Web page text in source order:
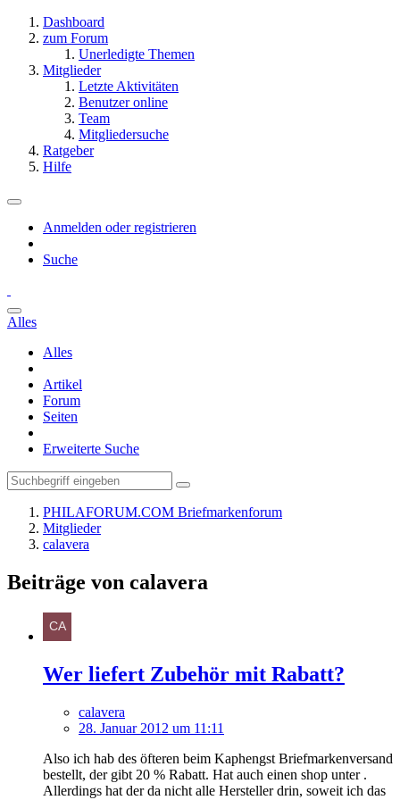
Dashboard
zum Forum
Unerledigte Themen
Mitglieder
Letzte Aktivitäten
Benutzer online
Team
Mitgliedersuche
Ratgeber
Hilfe
Anmelden oder registrieren
Suche
Alles
Alles
Artikel
Forum
Seiten
Erweiterte Suche
PHILAFORUM.COM Briefmarkenforum
Mitglieder
calavera
Beiträge von calavera
Wer liefert Zubehör mit Rabatt?
calavera
28. Januar 2012 um 11:11
Also ich hab des öfteren beim Kaphengst Briefmarkenversand
bestellt, der gibt 20 % Rabatt. Hat auch einen shop unter .
Allerdings hat der da nicht alle Hersteller drin, soweit ich das